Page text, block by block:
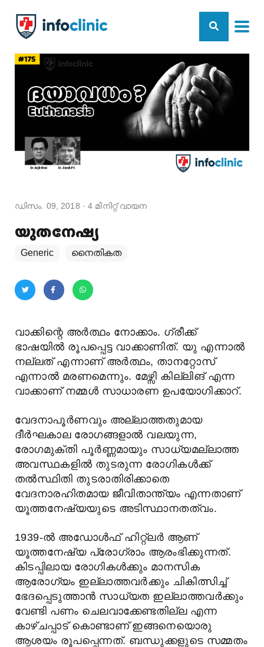
ഡിസം. 09, 2018 ·4 മിനിറ്റ് വായന
യുതനേഷ്യ
Generic നൈതികത
വാക്കിന്റെ അർത്ഥം നോക്കാം. ഗ്രീക്ക്
ഭാഷയിൽ രൂപപ്പെട്ട വാക്കാണിത്. യു എന്നാൽ
നല്ലത് എന്നാണ് അർത്ഥം, താനറ്റോസ്
എന്നാൽ മരണമെന്നും. മേഴ്സി കില്ലിങ് എന്ന
വാക്കാണ് നമ്മൾ സാധാരണ ഉപയോഗിക്കാറ്.
വേദനാപൂർണവും അല്ലാത്തതുമായ
ദീർഘകാല രോഗങ്ങളാൽ വലയുന്ന,
രോഗമുക്തി പൂർണ്ണമായും സാധ്യമല്ലാത്ത
അവസ്ഥകളിൽ തുടരുന്ന രോഗികൾക്ക്
തൽസ്ഥിതി തുടരാതിരിക്കാതെ
വേദനാരഹിതമായ ജീവിതാന്ത്യം എന്നതാണ്
യൂത്തനേഷ്യയുടെ അടിസ്ഥാനതത്വം.
1939-ൽ അഡോൾഫ് ഹിറ്റ്ലർ ആണ്
യൂത്തനേഷ്യ പ്രോഗ്രാം ആരംഭിക്കുന്നത്.
കിടപ്പിലായ രോഗികൾക്കും മാനസിക
ആരോഗ്യം ഇല്ലാത്തവർക്കും ചികിത്സിച്ച്
ഭേദപ്പെടുത്താൻ സാധ്യത ഇല്ലാത്തവർക്കും
വേണ്ടി പണം ചെലവാക്കേണ്ടതില്ല എന്ന
കാഴ്ചപ്പാട് കൊണ്ടാണ് ഇങ്ങനെയൊരു
ആശയം രൂപപ്പെന്നത്. ബന്ധുക്കളുടെ സമ്മതം